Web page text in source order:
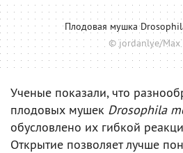
Плодовая мушкa
© jordanlye/Max
Ученые показали, что
плодовых мушек Drosophila
обусловлено их гибкой
Открытие позволяет лучше